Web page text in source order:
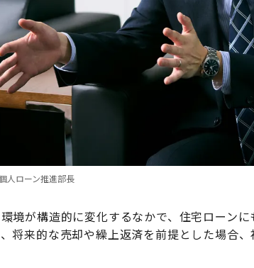
人ローン推進部長
境が構造的に変化するなかで、住宅ローン
将来的な売却や繰上返済を前提とした場合